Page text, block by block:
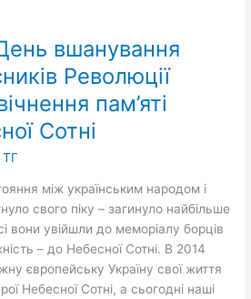
вшанування
Революції
пам’яті
Сотні
ТГ
між українським народом і
свого піку – загинуло найбільше
вони увійшли до меморіалу борців
– до Небесної Сотні. В 2014
європейську Україну свої життя
Небесної Сотні, а сьогодні наші